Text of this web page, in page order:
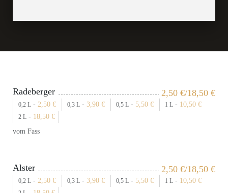
2,50 €/18,50 €
Radeberger
0,2 L - 2,50 € 0,3 L - 3,90 € 0,5 L - 5,50 € 1 L - 10,50 €
2 L - 18,50 €
vom Fass
2,50 €/18,50 €
Alster
0,2 L - 2,50 € 0,3 L - 3,90 € 0,5 L - 5,50 € 1 L - 10,50 €